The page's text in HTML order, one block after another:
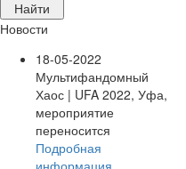
Новости
18-05-2022
Мультифандомный
Хаос | UFA 2022, Уфа,
мероприятие
переносится
Подробная
информация